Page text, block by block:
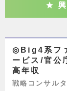
◎Big4系フ
ービス/官公
高年収
戦略コンサルタ